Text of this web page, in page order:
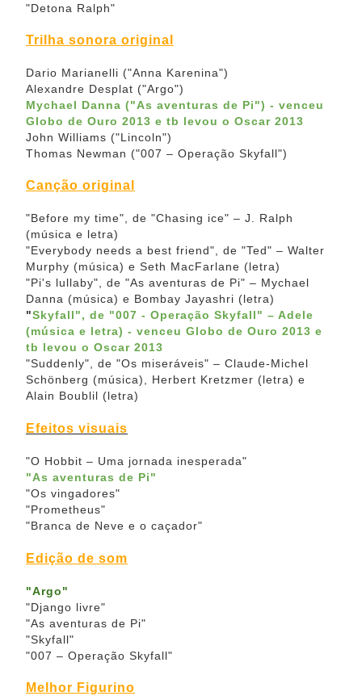
"Detona Ralph"
Trilha sonora original
Dario Marianelli ("Anna Karenina")
Alexandre Desplat ("Argo")
Mychael Danna ("As aventuras de Pi") - venceu
Globo de Ouro 2013 e tb levou o Oscar 2013
John Williams ("Lincoln")
Thomas Newman ("007 – Operação Skyfall")
Canção original
"Before my time", de "Chasing ice" – J. Ralph
(música e letra)
"Everybody needs a best friend", de "Ted" – Walter
Murphy (música) e Seth MacFarlane (letra)
"Pi's lullaby", de "As aventuras de Pi" – Mychael
Danna (música) e Bombay Jayashri (letra)
"Skyfall", de "007 - Operação Skyfall" – Adele
(música e letra) - venceu Globo de Ouro 2013 e
tb levou o Oscar 2013
"Suddenly", de "Os miseráveis" – Claude-Michel
Schönberg (música), Herbert Kretzmer (letra) e
Alain Boublil (letra)
Efeitos visuais
"O Hobbit – Uma jornada inesperada"
"As aventuras de Pi"
"Os vingadores"
"Prometheus"
"Branca de Neve e o caçador"
Edição de som
"Argo"
"Django livre"
"As aventuras de Pi"
"Skyfall"
"007 – Operação Skyfall"
Melhor Figurino